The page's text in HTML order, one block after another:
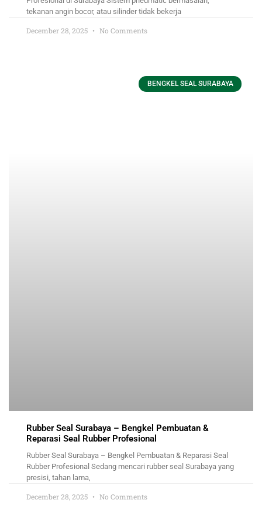
tekanan angin bocor, atau silinder tidak bekerja
December 28, 2025 No Comments
BENGKEL SEAL SURABAYA
Rubber Seal Surabaya – Bengkel Pembuatan &
Reparasi Seal Rubber Profesional
Rubber Seal Surabaya – Bengkel Pembuatan & Reparasi Seal
Rubber Profesional Sedang mencari rubber seal Surabaya yang
presisi, tahan lama,
December 28, 2025 No Comments